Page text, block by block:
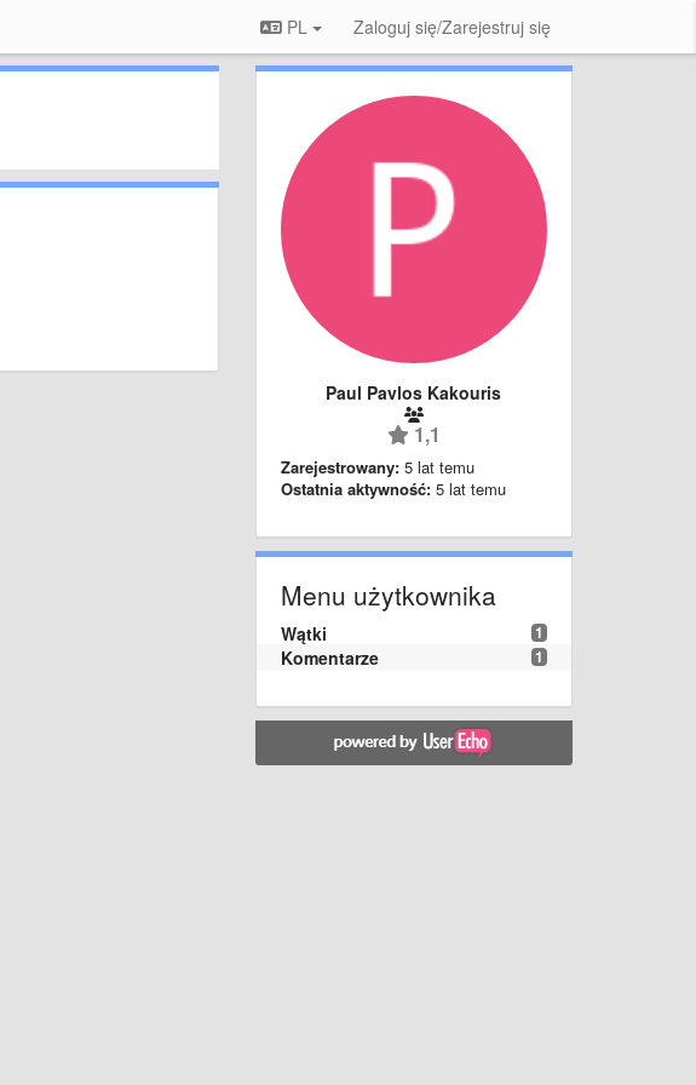
PL Zaloguj się/Zarejestruj się
Paul Pavlos Kakouris
1,1
Zarejestrowany: 5 lat temu
Ostatnia aktywność: 5 lat temu
Menu użytkownika
1
Wątki
1
Komentarze